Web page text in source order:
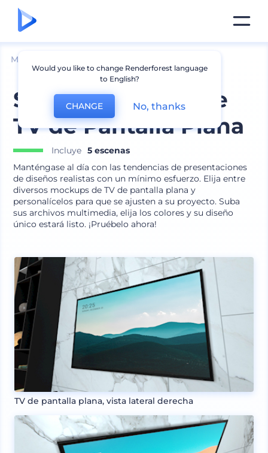
Mockups
Set de Mockups de
TV de Pantalla Plana
Incluye 5 escenas
Manténgase al día con las tendencias de presentaciones
de diseños realistas con un mínimo esfuerzo. Elija entre
diversos mockups de TV de pantalla plana y
personalícelos para que se ajusten a su proyecto. Suba
sus archivos multimedia, elija los colores y su diseño
único estará listo. ¡Pruébelo ahora!
TV de pantalla plana, vista lateral derecha
Would you like to change Renderforest language
to English?
CHANGE No, thanks